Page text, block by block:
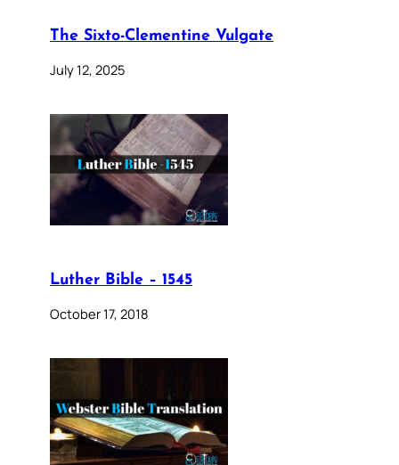
The Sixto-Clementine Vulgate
July 12, 2025
Luther Bible – 1545
October 17, 2018